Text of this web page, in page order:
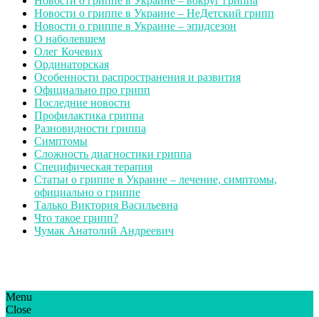
Новости о гриппе в Украине – НеДетский грипп
Новости о гриппе в Украине – эпидсезон
О наболевшем
Олег Кочевих
Ординаторская
Особенности распространения и развития
Официально про грипп
Последние новости
Профилактика гриппа
Разновидности гриппа
Симптомы
Сложность диагностики гриппа
Специфическая терапия
Статьи о гриппе в Украине – лечение, симптомы,
официально о гриппе
Талько Виктория Васильевна
Что такое грипп?
Чумак Анатолий Андреевич
ГрипЮА: симптоми і лікування | Все про грип в Україні
Все про грип в Україні та Києві, профілактика грипу.
Menu
Close